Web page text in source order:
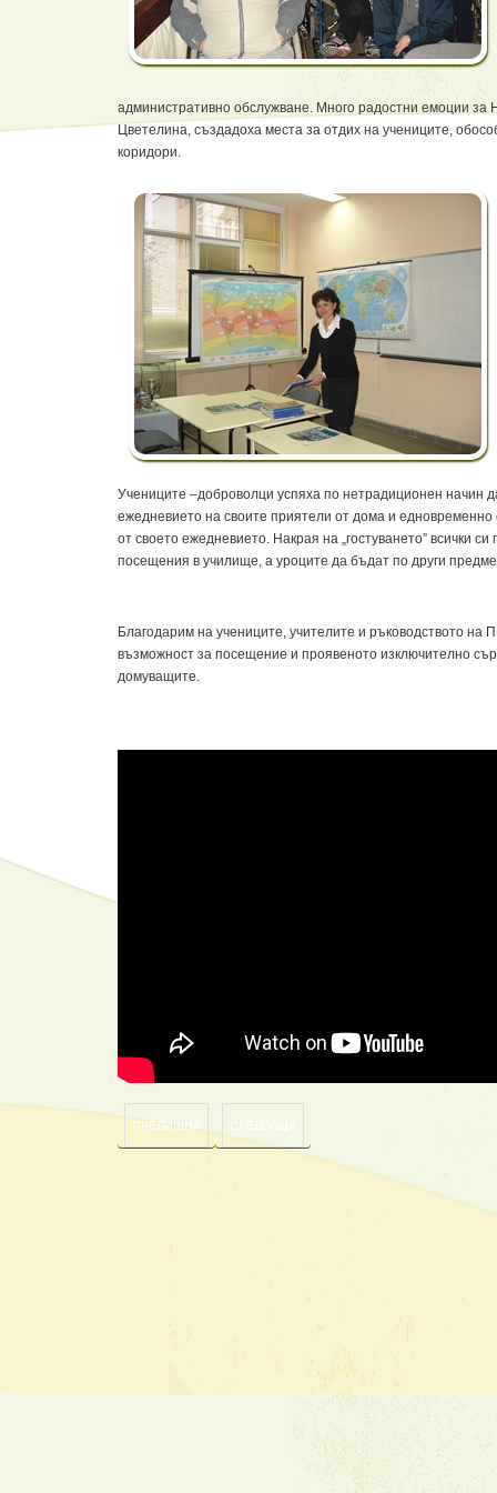
административно обслужване. Много радостни емоции за
Цветелина, създадоха места за отдих на учениците,
коридори.
Учениците –доброволци успяха по нетрадиционен начин
ежедневието на своите приятели от дома и едновременно
от своето ежедневието. Накрая на „гостуването” всички
посещения в училище, а уроците да бъдат по други
Благодарим на учениците, учителите и ръководството на
възможност за посещение и проявеното изключително
домуващите.
ПРЕДИШНА СЛЕДВАЩА